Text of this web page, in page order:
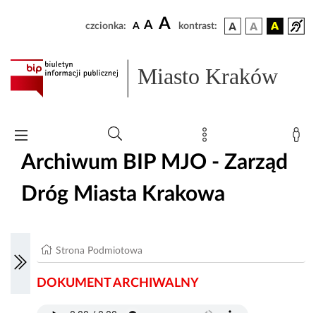
czcionka: A A A kontrast:
Miasto Kraków
Archiwum BIP MJO - Zarząd
Dróg Miasta Krakowa
Strona Podmiotowa
DOKUMENT ARCHIWALNY